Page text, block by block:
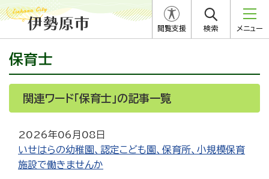
閲覧支援 検索 メニュー
保育士
関連ワード「保育士」の記事一覧
2026年06月08日
いせはらの幼稚園、認定こども園、保育所、小規模保育
施設で働きませんか